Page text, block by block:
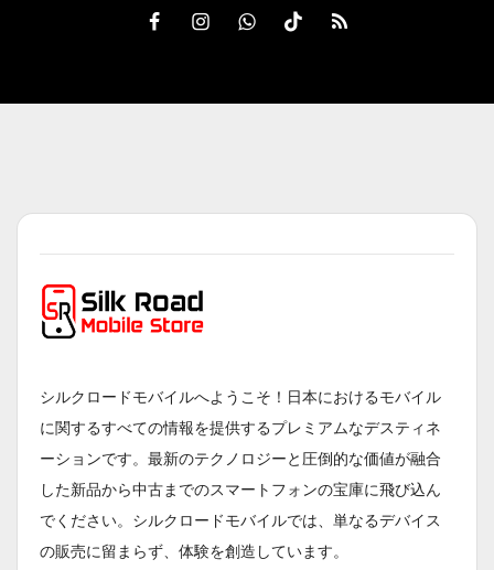
シルクロードモバイルへようこそ！日本におけるモバイル
に関するすべての情報を提供するプレミアムなデスティネ
ーションです。最新のテクノロジーと圧倒的な価値が融合
した新品から中古までのスマートフォンの宝庫に飛び込ん
でください。シルクロードモバイルでは、単なるデバイス
の販売に留まらず、体験を創造しています。